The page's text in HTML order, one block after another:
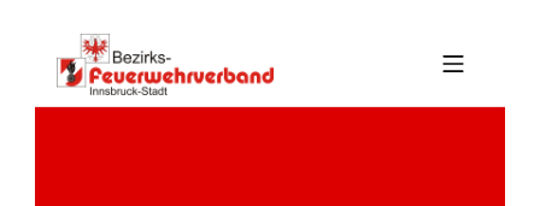
Skip to main navigation
Skip to main content
Skip to footer
BFV INNSBRUCK-STADT